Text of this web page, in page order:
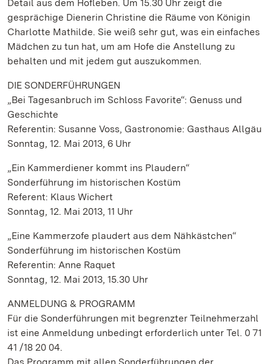
Detail aus dem Hofleben. Um 15.30 Uhr zeigt die
gesprächige Dienerin Christine die Räume von Königin
Charlotte Mathilde. Sie weiß sehr gut, was ein einfaches
Mädchen zu tun hat, um am Hofe die Anstellung zu
behalten und mit jedem gut auszukommen.
DIE SONDERFÜHRUNGEN
„Bei Tagesanbruch im Schloss Favorite“: Genuss und
Geschichte
Referentin: Susanne Voss, Gastronomie: Gasthaus Allgäu
Sonntag, 12. Mai 2013, 6 Uhr
„Ein Kammerdiener kommt ins Plaudern“
Sonderführung im historischen Kostüm
Referent: Klaus Wichert
Sonntag, 12. Mai 2013, 11 Uhr
„Eine Kammerzofe plaudert aus dem Nähkästchen“
Sonderführung im historischen Kostüm
Referentin: Anne Raquet
Sonntag, 12. Mai 2013, 15.30 Uhr
ANMELDUNG & PROGRAMM
Für die Sonderführungen mit begrenzter Teilnehmerzahl
ist eine Anmeldung unbedingt erforderlich unter Tel. 0 71
41 /18 20 04.